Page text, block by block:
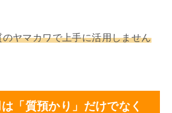
ヤマカワで上手に活用しません
「質預かり」だけでなく